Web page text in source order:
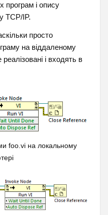
програм і опису
TCP/IP.
просто
на віддаленому
і входять в
foo.vi на локальному